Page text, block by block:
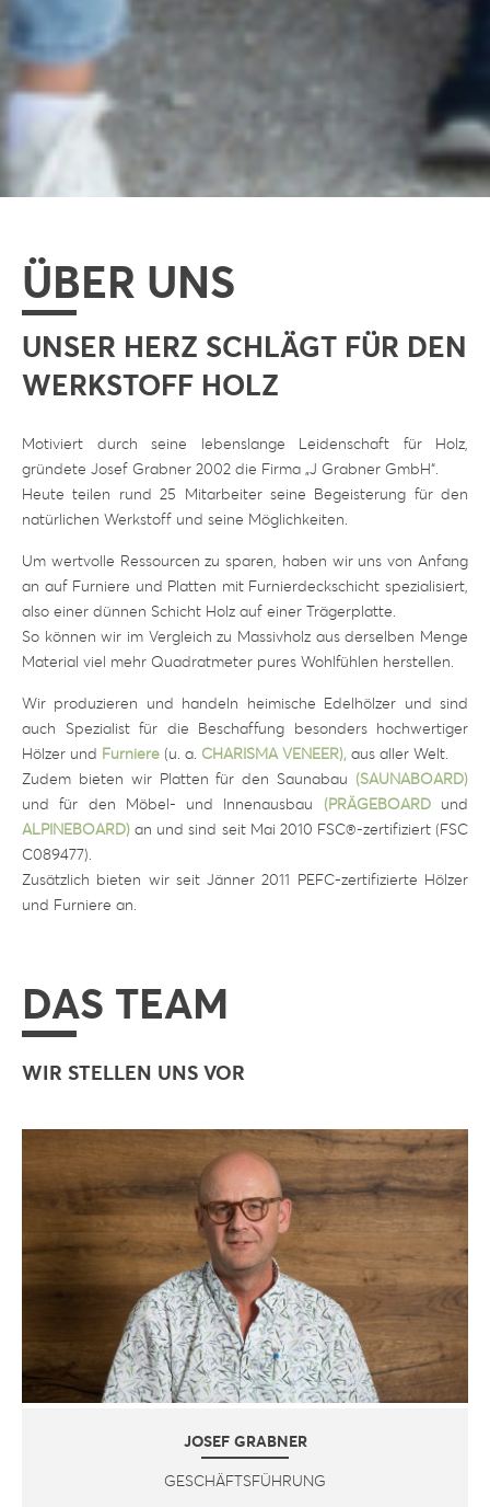
ÜBER UNS
UNSER HERZ SCHLÄGT FÜR DEN
WERKSTOFF HOLZ
Motiviert durch seine lebenslange Leidenschaft für Holz,
gründete Josef Grabner 2002 die Firma „J Grabner GmbH“.
Heute teilen rund 25 Mitarbeiter seine Begeisterung für den
natürlichen Werkstoff und seine Möglichkeiten.
Um wertvolle Ressourcen zu sparen, haben wir uns von Anfang
an auf Furniere und Platten mit Furnierdeckschicht spezialisiert,
also einer dünnen Schicht Holz auf einer Trägerplatte.
So können wir im Vergleich zu Massivholz aus derselben Menge
Material viel mehr Quadratmeter pures Wohlfühlen herstellen.
Wir produzieren und handeln heimische Edelhölzer und sind
auch Spezialist für die Beschaffung besonders hochwertiger
Hölzer und Furniere (u. a. CHARISMA VENEER), aus aller Welt.
Zudem bieten wir Platten für den Saunabau (SAUNABOARD)
und für den Möbel- und Innenausbau (PRÄGEBOARDund
ALPINEBOARD) an und sind seit Mai 2010 FSC®-zertifiziert (FSC
C089477).
Zusätzlich bieten wir seit Jänner 2011 PEFC-zertifizierte Hölzer
und Furniere an.
DAS TEAM
WIR STELLEN UNS VOR
JOSEF GRABNER
GESCHÄFTSFÜHRUNG